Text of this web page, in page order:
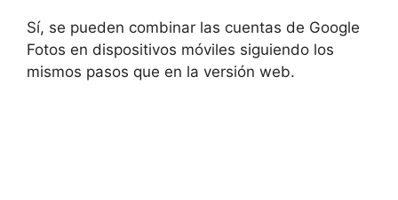
Sí, se pueden⁢ combinar​ las cuentas de Google
Fotos en dispositivos móviles siguiendo los
mismos pasos que en la‍ versión web.